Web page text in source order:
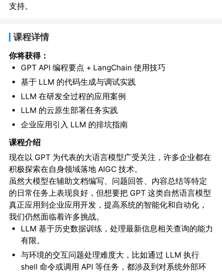
支持。
课程详情
你将获得：
GPT API 编程要点 + LangChain 使用技巧
基于 LLM 的代码生成与调试实践
LLM 在研发全过程的应用案例
LLM 的云原生部署任务实践
企业应用引入 LLM 的排坑指南
课程介绍
现在以 GPT 为代表的大语言模型广受关注，许多企业都在
积极探索在自身领域落地 AIGC 技术。
虽然大模型在辅助文档编写、问题回答、内容总结等特定
的日常任务上表现良好，但想要把 GPT 这类自然语言模型
真正应用到企业应用开发，提高系统的智能化和自动化，
我们仍然面临着许多挑战。
LLM 基于历史数据训练，处理最新信息相关查询的能力
有限。
与环境的交互问题处理难度大，比如通过 LLM 执行
shell 命令或调用 API 等任务，都涉及到对系统外部环